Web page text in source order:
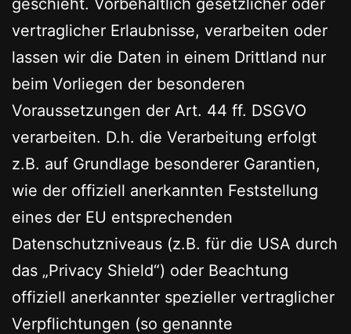
vertraglicher Erlaubnisse, verarbeiten oder
lassen wir die Daten in einem Drittland nur
beim Vorliegen der besonderen
Voraussetzungen der Art. 44 ff. DSGVO
verarbeiten. D.h. die Verarbeitung erfolgt
z.B. auf Grundlage besonderer Garantien,
wie der offiziell anerkannten Feststellung
eines der EU entsprechenden
Datenschutzniveaus (z.B. für die USA durch
das „Privacy Shield“) oder Beachtung
offiziell anerkannter spezieller vertraglicher
Verpflichtungen (so genannte